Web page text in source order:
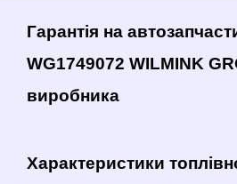
Гарантія на
WG1749072 WILMINK
виробника
Характеристики